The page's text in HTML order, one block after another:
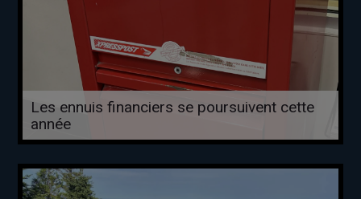
Les ennuis financiers se poursuivent cette
année